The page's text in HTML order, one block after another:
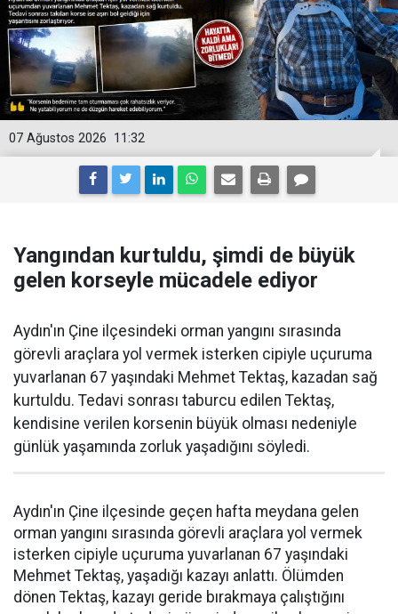
11:32
07 Ağustos 2026
Yangından kurtuldu, şimdi de büyük
gelen korseyle mücadele ediyor
Aydın'ın Çine ilçesindeki orman yangını sırasında
görevli araçlara yol vermek isterken cipiyle uçuruma
yuvarlanan 67 yaşındaki Mehmet Tektaş, kazadan sağ
kurtuldu. Tedavi sonrası taburcu edilen Tektaş,
kendisine verilen korsenin büyük olması nedeniyle
günlük yaşamında zorluk yaşadığını söyledi.
Aydın'ın Çine ilçesinde geçen hafta meydana gelen
orman yangını sırasında görevli araçlara yol vermek
isterken cipiyle uçuruma yuvarlanan 67 yaşındaki
Mehmet Tektaş, yaşadığı kazayı anlattı. Ölümden
dönen Tektaş, kazayı geride bırakmaya çalıştığını